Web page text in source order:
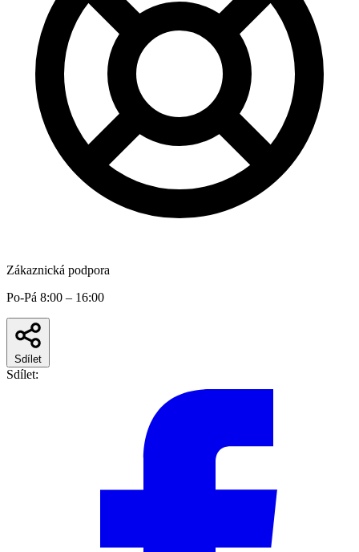
Zákaznická podpora
Po-Pá 8:00 – 16:00
Sdílet
Sdílet: